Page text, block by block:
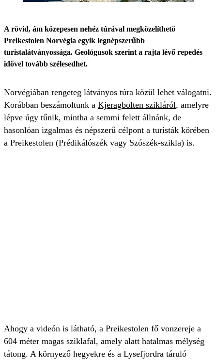
A rövid, ám közepesen nehéz túrával megközelíthető
Preikestolen Norvégia egyik legnépszerűbb
turistalátványossága. Geológusok szerint a rajta lévő repedés
idővel tovább szélesedhet.
Norvégiában rengeteg látványos túra közül lehet válogatni.
Korábban beszámoltunk a Kjeragbolten szikláról, amelyre
lépve úgy tűnik, mintha a semmi felett állnánk, de
hasonlóan izgalmas és népszerű célpont a turisták körében
a Preikestolen (Prédikálószék vagy Szószék-szikla) is.
Ahogy a videón is látható, a Preikestolen fő vonzereje a
604 méter magas sziklafal, amely alatt hatalmas mélység
tátong. A környező hegyekre és a Lysefjordra táruló